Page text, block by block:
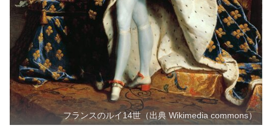
フランスのルイ14世（出典 Wikimedia commons）